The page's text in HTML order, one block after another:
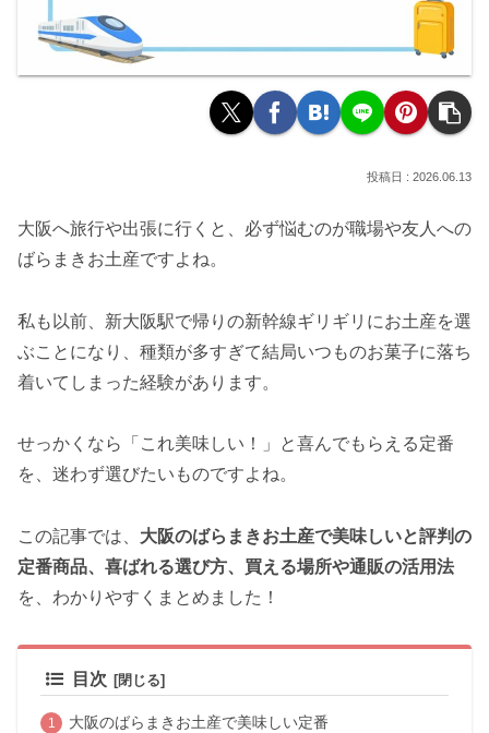
2026.06.13
大阪へ旅行や出張に行くと、必ず悩むのが職場や友人への
ばらまきお土産ですよね。
私も以前、新大阪駅で帰りの新幹線ギリギリにお土産を選
ぶことになり、種類が多すぎて結局いつものお菓子に落ち
着いてしまった経験があります。
せっかくなら「これ美味しい！」と喜んでもらえる定番
を、迷わず選びたいものですよね。
この記事では、 大阪のばらまきお土産で美味しいと評判の
定番商品、喜ばれる選び方、買える場所や通販の活用法
を、わかりやすくまとめました！
目次
大阪のばらまきお土産で美味しい定番